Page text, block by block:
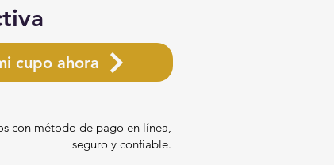
cupo ahora
con método de pago en línea,
seguro y confiable.